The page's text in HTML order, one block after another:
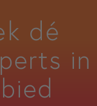
dé